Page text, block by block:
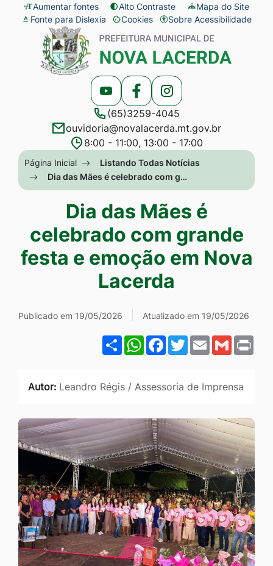
Seção
de
atalhos
acessibilidade
Ir
para
conteúdo
menu
[alt+2]
Ir
busca
[alt+3]
o
Aumentar fontes Alto Contraste
Mapa do Site
Fonte para Dislexia
Cookies
Abrir
preferências
de
cookies
Sobre Acessibilidade
Seção
menu
Acessar
a
Rede
Social
Youtube
Acessar
a
Rede
Social
Facebook
Acessar
a
Rede
Social
Instagram
(65)3259-4045
ouvidoria@novalacerda.mt.gov.br
8:00 - 11:00, 13:00 - 17:00
Seção
do
menu
Página Inicial
Listando Todas Notícias
Dia das Mães é celebrado com g…
Dia das Mães é
celebrado com grande
festa e emoção em Nova
Lacerda
Publicado em 19/05/2026 Atualizado em 19/05/2026
ShareWhatsApp
Facebook
Twitter
EmailGmail
Autor: Leandro Régis / Assessoria de Imprensa